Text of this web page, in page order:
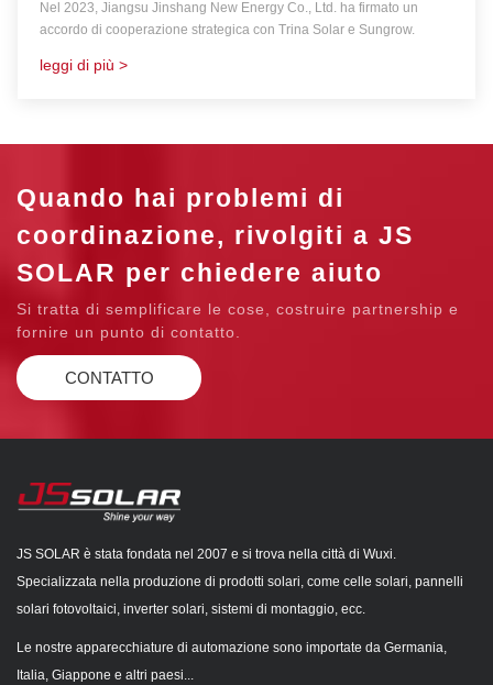
Nel 2023, Jiangsu Jinshang New Energy Co., Ltd. ha firmato un
accordo di cooperazione strategica con Trina Solar e Sungrow.
leggi di più >
Quando hai problemi di
coordinazione, rivolgiti a JS
SOLAR per chiedere aiuto
Si tratta di semplificare le cose, costruire partnership e
fornire un punto di contatto.
CONTATTO
JS SOLAR è stata fondata nel 2007 e si trova nella città di Wuxi.
Specializzata nella produzione di prodotti solari, come celle solari, pannelli
solari fotovoltaici, inverter solari, sistemi di montaggio, ecc.
Le nostre apparecchiature di automazione sono importate da Germania,
Italia, Giappone e altri paesi...